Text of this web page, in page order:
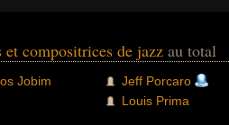
et compositrices de jazz au total
Jobim
Jeff Porcaro
Louis Prima